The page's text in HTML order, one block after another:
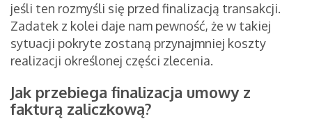
jeśli ten rozmyśli się przed finalizacją transakcji.
Zadatek z kolei daje nam pewność, że w takiej
sytuacji pokryte zostaną przynajmniej koszty
realizacji określonej części zlecenia.
Jak przebiega finalizacja umowy z
fakturą zaliczkową?